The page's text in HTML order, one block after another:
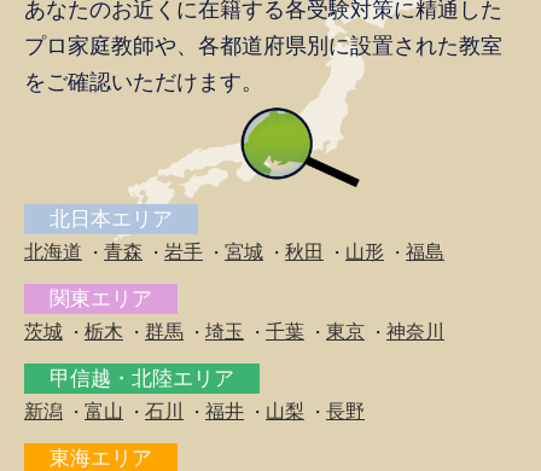
あなたのお近くに在籍する各受験対策に精通した
プロ家庭教師や、 各都道府県別に設置された教室
をご確認いただけます。
北日本エリア
北海道 ・ 青森 ・ 岩手 ・ 宮城 ・ 秋田 ・ 山形 ・ 福島
関東エリア
茨城 ・ 栃木 ・ 群馬 ・ 埼玉 ・ 千葉 ・ 東京 ・ 神奈川
甲信越・北陸エリア
新潟 ・ 富山 ・ 石川 ・ 福井 ・ 山梨 ・ 長野
東海エリア